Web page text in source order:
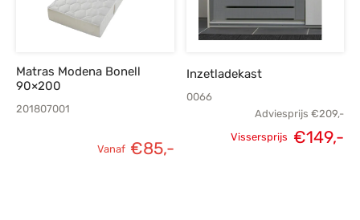
Matras Modena Bonell
90×200
201807001
Vanaf €85,-
Inzetladekast
0066
Adviesprijs €209,-
Vissersprijs €149,-